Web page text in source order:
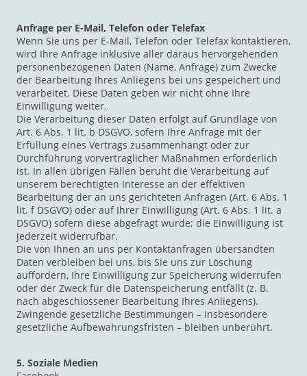
Anfrage per E-Mail, Telefon oder Telefax
Wenn Sie uns per E-Mail, Telefon oder Telefax kontaktieren,
wird Ihre Anfrage inklusive aller daraus hervorgehenden
personenbezogenen Daten (Name, Anfrage) zum Zwecke
der Bearbeitung Ihres Anliegens bei uns gespeichert und
verarbeitet. Diese Daten geben wir nicht ohne Ihre
Einwilligung weiter.
Die Verarbeitung dieser Daten erfolgt auf Grundlage von
Art. 6 Abs. 1 lit. b DSGVO, sofern Ihre Anfrage mit der
Erfüllung eines Vertrags zusammenhängt oder zur
Durchführung vorvertraglicher Maßnahmen erforderlich
ist. In allen übrigen Fällen beruht die Verarbeitung auf
unserem berechtigten Interesse an der effektiven
Bearbeitung der an uns gerichteten Anfragen (Art. 6 Abs. 1
lit. f DSGVO) oder auf Ihrer Einwilligung (Art. 6 Abs. 1 lit. a
DSGVO) sofern diese abgefragt wurde; die Einwilligung ist
jederzeit widerrufbar.
Die von Ihnen an uns per Kontaktanfragen übersandten
Daten verbleiben bei uns, bis Sie uns zur Löschung
auffordern, Ihre Einwilligung zur Speicherung widerrufen
oder der Zweck für die Datenspeicherung entfällt (z. B.
nach abgeschlossener Bearbeitung Ihres Anliegens).
Zwingende gesetzliche Bestimmungen – insbesondere
gesetzliche Aufbewahrungsfristen – bleiben unberührt.
5. Soziale Medien